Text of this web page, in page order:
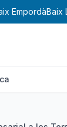
EmpordàBaix